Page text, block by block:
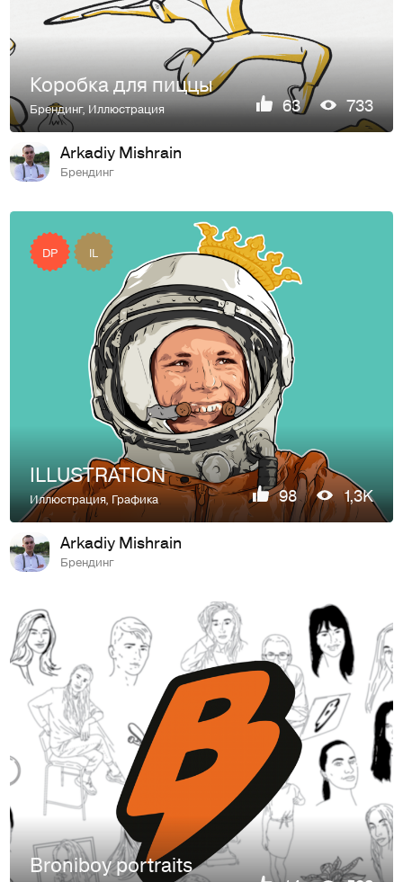
Коробка для пиццы
Брендинг,Иллюстрация 63 733
Arkadiy Mishrain
Брендинг
DP IL
ILLUSTRATION
Иллюстрация,Графика 98 1,3K
Arkadiy Mishrain
Брендинг
Broniboy portraits